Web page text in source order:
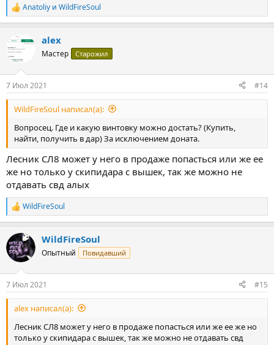
Р
е
к
ц
и
Anatoliy и WildFireSoul
alex
Мастер Старожил
7 Июл 2021 #14
WildFireSoul написал(а):
Вопросец. Где и какую винтовку можно достать? (Купить,
найти, получить в дар) За исключением доната.
Лесник СЛ8 может у него в продаже попасться или же ее
же но только у скипидара с вышек, так же можно не
отдавать свд алых
Р
е
к
ц
и
WildFireSoul
WildFireSoul
Опытный Повидавший
7 Июл 2021 #15
alex написал(а):
Лесник СЛ8 может у него в продаже попасться или же ее же но
только у скипидара с вышек, так же можно не отдавать свд